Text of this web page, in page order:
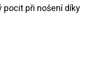
pocit při nošení díky